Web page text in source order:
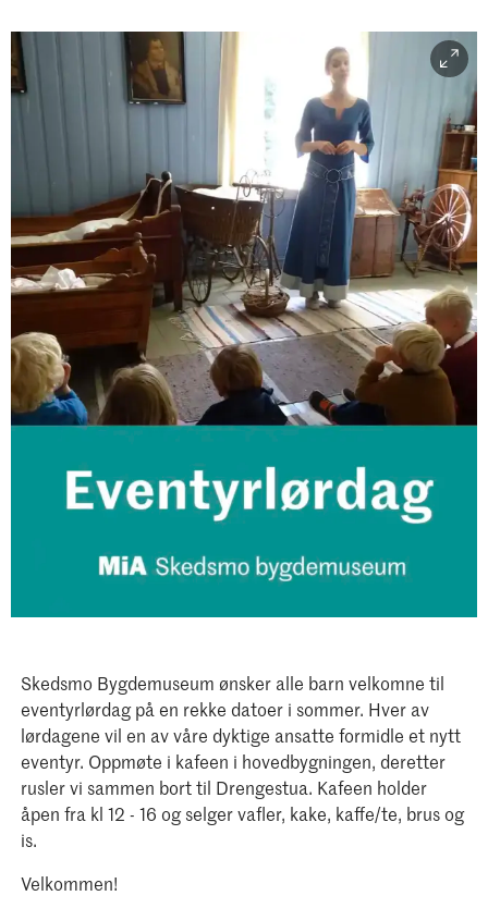
Skedsmo Bygdemuseum ønsker alle barn velkomne til
eventyrlørdag på en rekke datoer i sommer. Hver av
lørdagene vil en av våre dyktige ansatte formidle et nytt
eventyr. Oppmøte i kafeen i hovedbygningen, deretter
rusler vi sammen bort til Drengestua. Kafeen holder
åpen fra kl 12 - 16 og selger vafler, kake, kaffe/te, brus og
is.
Velkommen!